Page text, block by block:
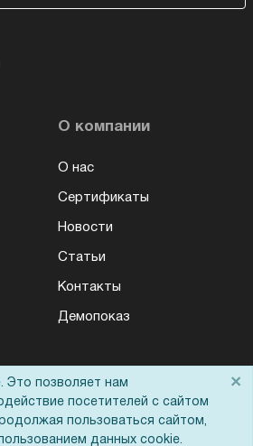
О компании
О нас
Сертификаты
Новости
Статьи
Контакты
Демопоказ
Это позволяет нам
посетителей с сайтом
пользоваться сайтом,
данных cookie.
×